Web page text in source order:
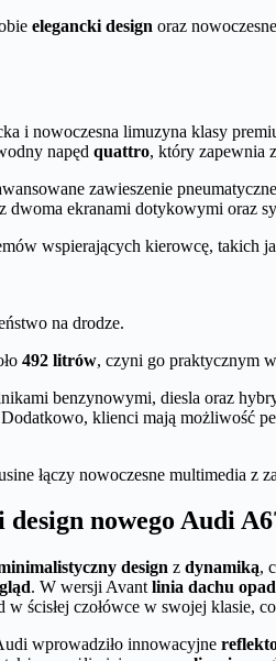
elegancki design oraz
i nowoczesna limuzyna klasy
napęd quattro, który zapewnia
zawieszenie
z dwoma ekranami dotykowymi oraz
wspierających kierowcę, takich
na drodze.
492 litrów, czyni go praktycznym
benzynowymi, diesla oraz
klienci mają możliwość
łączy nowoczesne multimedia z
nowego Audi
design z dynamiką,
. W wersji Avant linia dachu
w ścisłej czołówce w swojej klasie,
wprowadziło innowacyjne